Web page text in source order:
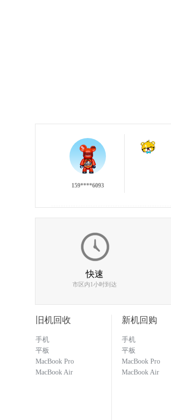
159****6093
快速
市区内1小时到达
新机回购
手机
平板
MacBook Pro
MacBook Air
旧机回收
手机
平板
MacBook Pro
MacBook Air